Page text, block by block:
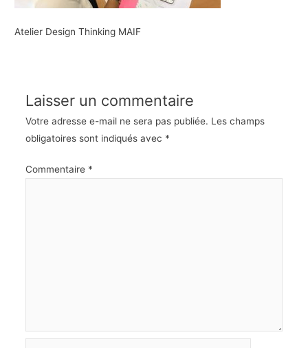
Atelier Design Thinking MAIF
Laisser un commentaire
Votre adresse e-mail ne sera pas publiée. Les champs
obligatoires sont indiqués avec *
Commentaire *